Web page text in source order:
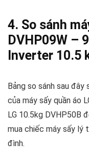
4. So sánh
DVHP09W –
Inverter 10.5
Bảng so sánh sau
của máy sấy quần áo
LG 10.5kg DVHP50B
mua chiếc máy sấy lý
đình.